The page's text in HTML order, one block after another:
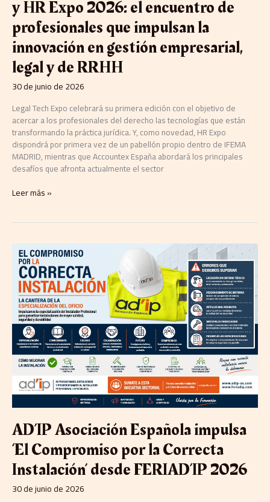
y HR Expo 2026: el encuentro de
profesionales que impulsan la
innovación en gestión empresarial,
legal y de RRHH
30 de junio de 2026
Legal Tech Expo celebrará su primera edición con el objetivo de
acercar a los profesionales del derecho las tecnologías que están
transformando la práctica jurídica. Y, como novedad, HR Expo
dispondrá por primera vez de un pabellón propio dentro de IFEMA
MADRID, mientras que Accountex España abordará los principales
desafíos que afronta actualmente el sector
profesionales
que
impulsan
la
innovación
en
gestión
empresarial,
legal
y
de
RRHH
Leer más »
AD’IP Asociación Española impulsa
‘El Compromiso por la Correcta
Instalación’ desde FERIAD’IP 2026
30 de junio de 2026
AD’IP
Asociación
Española
impulsa
‘El
Compromiso
por
Correcta
Instalación’
desde
FERIAD’IP
2026